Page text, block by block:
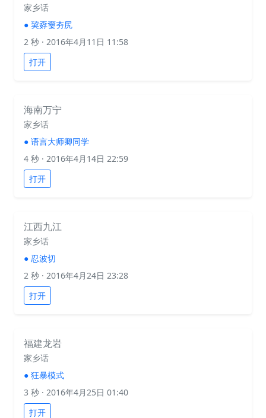
家乡话
● 巭孬嫑夯尻
2 秒 · 2016年4月11日 11:58
打开
海南万宁
家乡话
● 语言大师卿同学
4 秒 · 2016年4月14日 22:59
打开
江西九江
家乡话
● 忍波切
2 秒 · 2016年4月24日 23:28
打开
福建龙岩
家乡话
● 狂暴模式
3 秒 · 2016年4月25日 01:40
打开